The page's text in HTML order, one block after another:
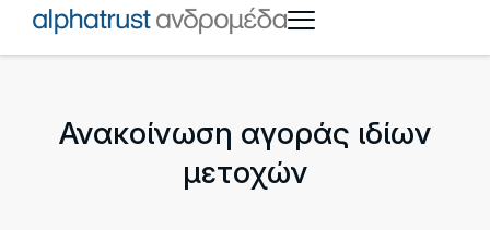
Ανακοίνωση αγοράς ιδίων
μετοχών